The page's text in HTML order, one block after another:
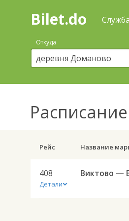
Поиск
покупка
билетов
автобус
онлайн
Bilet.do
Откуда
Рейс Название
408
Детали
Виктово —